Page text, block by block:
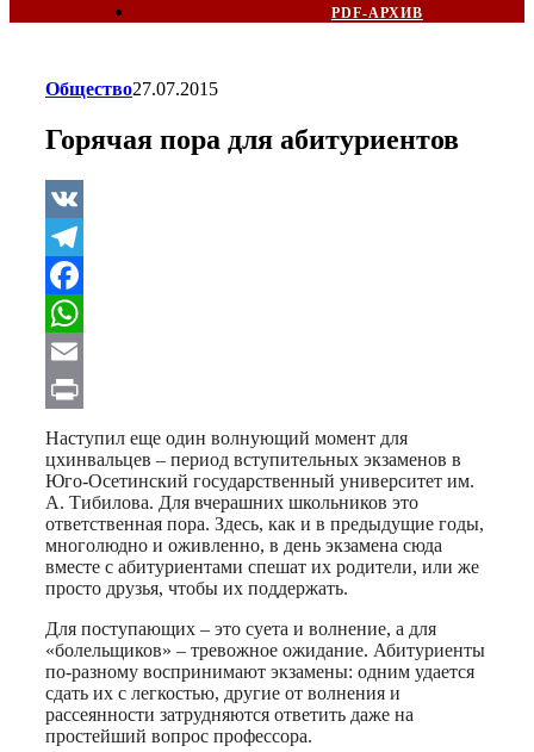
PDF-АРХИВ
Общество27.07.2015
Горячая пора для абитуриентов
VK
Telegram
Facebook
WhatsApp
Email
Print
Наступил еще один волнующий момент для
цхинвальцев – период вступительных экзаменов в
Юго-Осетинский государственный университет им.
А. Тибилова. Для вчерашних школьников это
ответственная пора. Здесь, как и в предыдущие годы,
многолюдно и оживленно, в день экзамена сюда
вместе с абитуриентами спешат их родители, или же
просто друзья, чтобы их поддержать.
Для поступающих – это суета и волнение, а для
«болельщиков» – тревожное ожидание. Абитуриенты
по-разному воспринимают экзамены: одним удается
сдать их с легкостью, другие от волнения и
рассеянности затрудняются ответить даже на
простейший вопрос профессора.